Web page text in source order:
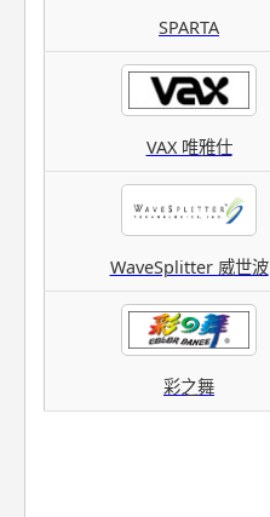
SPARTA
VAX 唯雅仕
WaveSplitter 威世波
彩之舞